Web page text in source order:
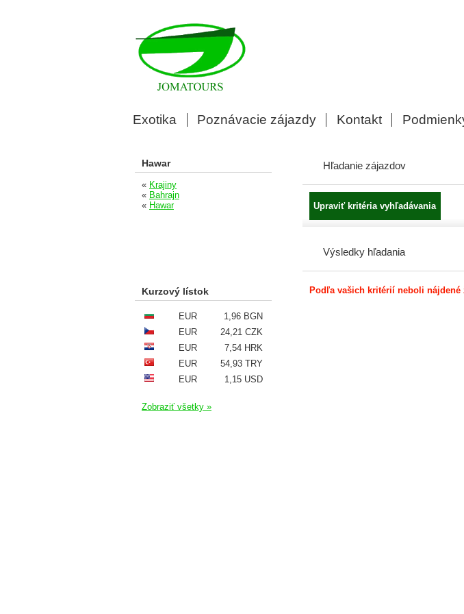
Exotika Poznávacie zájazdy Kontakt
Hľadanie zájazdov
Výsledky hľadania
Podľa vašich kritérií neboli nájdené
Hawar
« Krajiny
« Bahrajn
« Hawar
Kurzový lístok
EUR
1,96 BGN
EUR
24,21 CZK
EUR
7,54 HRK
EUR
54,93 TRY
EUR
1,15 USD
Zobraziť všetky »